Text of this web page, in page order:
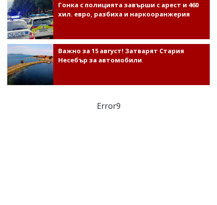
Гонка с полицията завърши с арест и 460
хил. евро, разбиха и наркооранжерия
Важно за 15 август! Затварят Стария
Несебър за автомобили
Error9